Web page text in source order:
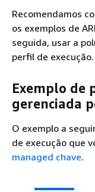
Recomendamos
os exemplos de
seguida, usar a
perfil de execução.
Exemplo de
gerenciada
O exemplo a
de execução que
managed chave.